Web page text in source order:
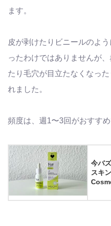
ます。
皮が剥けたりビニールのよ
ったわけではありませんが
たり毛穴が目立たなくなっ
れました。
頻度は、週1〜3回がおすすめ
今バ
スキ
ミカ